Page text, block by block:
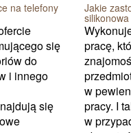
na telefony
się
do
i innego
się
Jakie
silikonowa
pracę,
w
pracy. I
w